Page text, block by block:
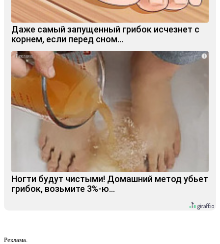
Даже самый запущенный грибок исчезнет с
корнем, если перед сном…
i
Ногти будут чистыми! Домашний метод убьет
грибок, возьмите 3%-ю…
Реклама.